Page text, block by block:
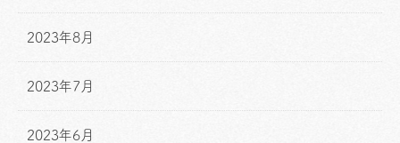
2023年8月
2023年7月
2023年6月